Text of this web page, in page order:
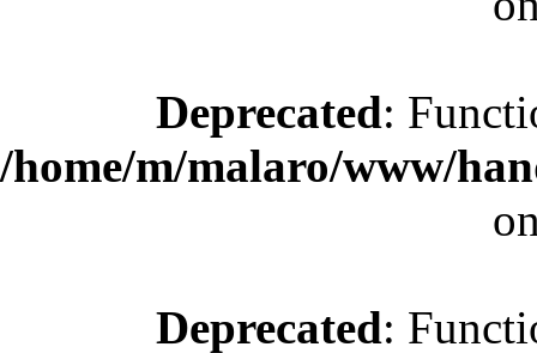
Deprecated:
/home/m/malaro/www/
Deprecated: